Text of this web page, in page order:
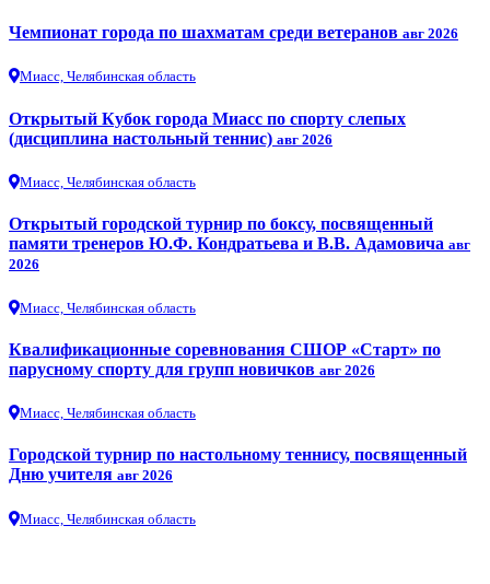
Чемпионат города по шахматам среди ветеранов авг 2026
Миасс, Челябинская область
Открытый Кубок города Миасс по спорту слепых
(дисциплина настольный теннис) авг 2026
Миасс, Челябинская область
Открытый городской турнир по боксу, посвященный
памяти тренеров Ю.Ф. Кондратьева и В.В. Адамовича авг
2026
Миасс, Челябинская область
Квалификационные соревнования СШОР «Старт» по
парусному спорту для групп новичков авг 2026
Миасс, Челябинская область
Городской турнир по настольному теннису, посвященный
Дню учителя авг 2026
Миасс, Челябинская область